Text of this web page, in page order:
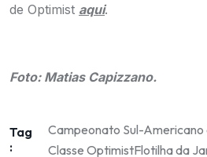
de Optimist aqui.
Foto: Matias Capizzano.
Tag
:
Campeonato Sul-
Classe OptimistFlotilha da